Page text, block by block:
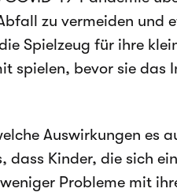
zu vermeiden und
Spielzeug für ihre
spielen, bevor sie das
Auswirkungen es
dass Kinder, die sich
Probleme mit